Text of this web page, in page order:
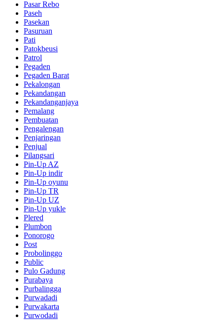
Pasar Rebo
Paseh
Pasekan
Pasuruan
Pati
Patokbeusi
Patrol
Pegaden
Pegaden Barat
Pekalongan
Pekandangan
Pekandanganjaya
Pemalang
Pembuatan
Pengalengan
Penjaringan
Penjual
Pilangsari
Pin-Up AZ
Pin-Up indir
Pin-Up oyunu
Pin-Up TR
Pin-Up UZ
Pin-Up yukle
Plered
Plumbon
Ponorogo
Post
Probolinggo
Public
Pulo Gadung
Purabaya
Purbalingga
Purwadadi
Purwakarta
Purwodadi